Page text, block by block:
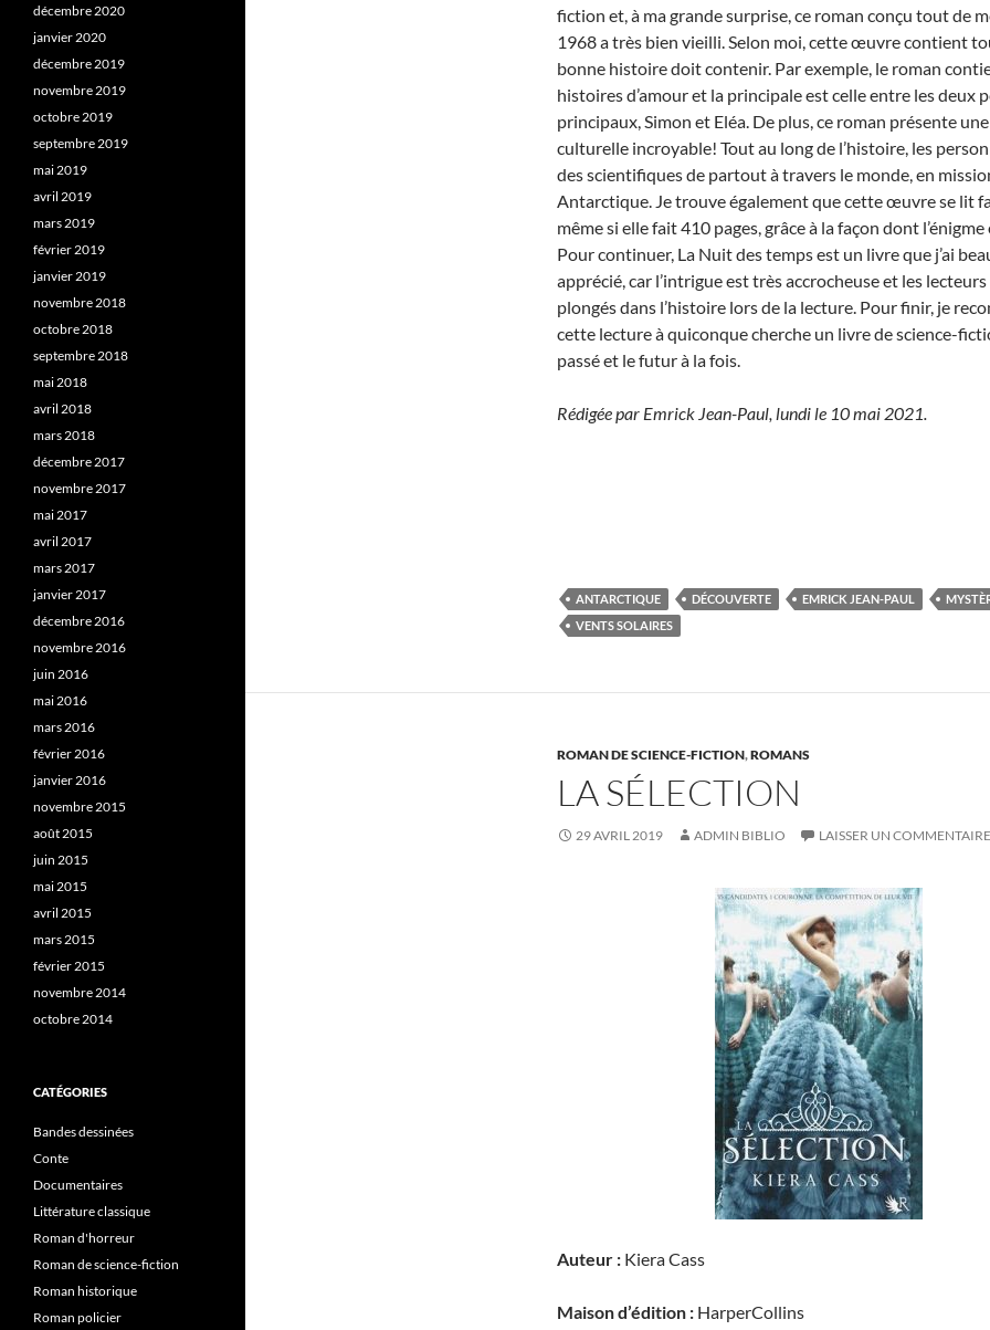
fiction et, à ma grande surprise, ce roman conçu tout de
1968 a très bien vieilli. Selon moi, cette œuvre contient
bonne histoire doit contenir. Par exemple, le roman
histoires d’amour et la principale est celle entre les deux
principaux, Simon et Eléa. De plus, ce roman présente
culturelle incroyable! Tout au long de l’histoire, les
des scientifiques de partout à travers le monde, en
Antarctique. Je trouve également que cette œuvre se lit
même si elle fait 410 pages, grâce à la façon dont l’énigme
Pour continuer, La Nuit des temps est un livre que j’ai
apprécié, car l’intrigue est très accrocheuse et les
plongés dans l’histoire lors de la lecture. Pour finir, je
cette lecture à quiconque cherche un livre de science-
passé et le futur à la fois.
Rédigée par Emrick Jean-Paul, lundi le 10 mai 2021.
ANTARCTIQUE DÉCOUVERTE EMRICK JEAN-PAUL
VENTS SOLAIRES
ROMAN DE SCIENCE-FICTION,ROMANS
LA SÉLECTION
29 AVRIL 2019 ADMIN BIBLIO LAISSER UN COMMENTAIRE
Auteur : Kiera Cass
Maison d’édition : HarperCollins
décembre 2020
janvier 2020
décembre 2019
novembre 2019
octobre 2019
septembre 2019
mai 2019
avril 2019
mars 2019
février 2019
janvier 2019
novembre 2018
octobre 2018
septembre 2018
mai 2018
avril 2018
mars 2018
décembre 2017
novembre 2017
mai 2017
avril 2017
mars 2017
janvier 2017
décembre 2016
novembre 2016
juin 2016
mai 2016
mars 2016
février 2016
janvier 2016
novembre 2015
août 2015
juin 2015
mai 2015
avril 2015
mars 2015
février 2015
novembre 2014
octobre 2014
CATÉGORIES
Bandes dessinées
Conte
Documentaires
Littérature classique
Roman d'horreur
Roman de science-fiction
Roman historique
Roman policier